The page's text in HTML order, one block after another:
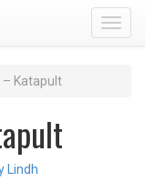
– Katapult
Lindh